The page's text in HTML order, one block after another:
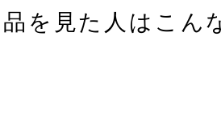
を見た人はこん